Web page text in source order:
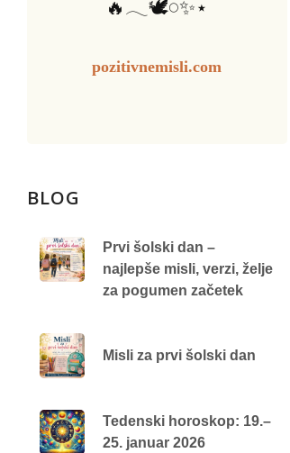
🔥𓂃🕊️𓏸✨⋆
pozitivnemisli.com
BLOG
Prvi šolski dan –
najlepše misli, verzi, želje
za pogumen začetek
Misli za prvi šolski dan
Tedenski horoskop: 19.–
25. januar 2026